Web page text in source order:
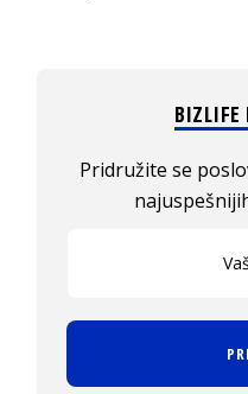
BIZLIFE
Pridružite se